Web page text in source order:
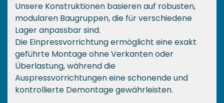
Unsere Konstruktionen basieren auf robusten,
modularen Baugruppen, die für verschiedene
Lager anpassbar sind.
Die Einpressvorrichtung ermöglicht eine exakt
geführte Montage ohne Verkanten oder
Überlastung, während die
Auspressvorrichtungen eine schonende und
kontrollierte Demontage gewährleisten.